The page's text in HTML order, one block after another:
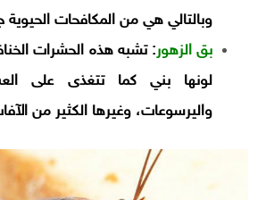
وبالتالي هي من المكافحات الحيوية
بق الزهور: تشبه هذه الحشرات
لونها بني كما تتغذى على
واليرسوعات، وغيرها الكثير من